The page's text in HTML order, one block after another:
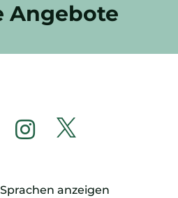
Angebote
anzeigen